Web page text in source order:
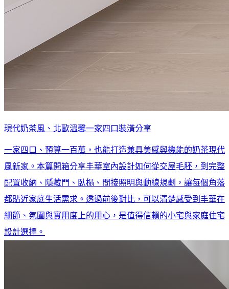
現代奶茶風、北歐溫馨一家四口裝潢分享
一家四口、預算一百萬，也能打造兼具美感與機能的奶茶現代
風新家。本篇開箱分享丰華室內設計如何從交屋毛胚，到完整
配置收納、隱藏門、臥榻、間接照明與動線規劃，讓每個角落
都貼近家庭生活需求。透過前後對比，可以清楚感受到丰華在
細節、氛圍與實用度上的用心，是值得信賴的小宅與家庭住宅
設計選擇。